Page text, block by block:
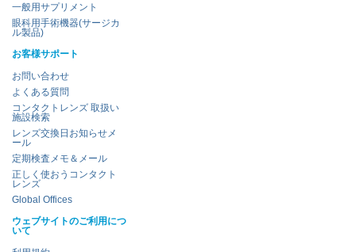
一般用サプリメント
眼科用手術機器(サージカ
ル製品)
お客様サポート
お問い合わせ
よくある質問
コンタクトレンズ 取扱い
施設検索
レンズ交換日お知らせメ
ール
定期検査メモ＆メール
正しく使おうコンタクト
レンズ
Global Offices
ウェブサイトのご利用につ
いて